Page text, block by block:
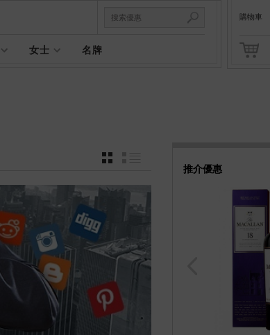
女士 名牌
購物車
推介優惠